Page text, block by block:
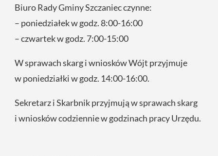
Biuro Rady Gminy Szczaniec czynne:
– poniedziałek w godz. 8:00-16:00
– czwartek w godz. 7:00-15:00
W sprawach skarg i wniosków Wójt przyjmuje
w poniedziałki w godz. 14:00-16:00.
Sekretarz i Skarbnik przyjmują w sprawach skarg
i wniosków codziennie w godzinach pracy Urzędu.